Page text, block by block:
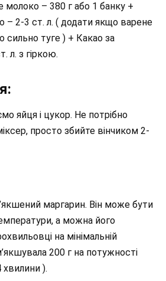
молоко – 380 г або 1 банку +
– 2-3 ст. л. ( додати якщо варене
сильно туге ) + Какао за
л. з гіркою.
яйця і цукор. Не потрібно
просто збийте вінчиком 2-
маргарин. Він може бути
а можна його
на мінімальній
200 г на потужності
хвилини ).